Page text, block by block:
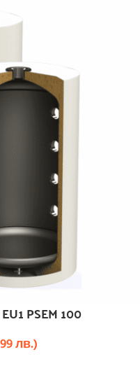
PSEM 100
лв.)